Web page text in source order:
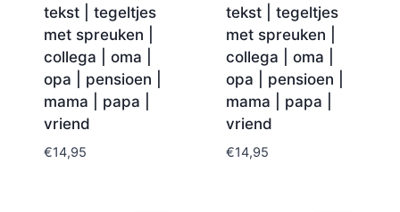
tekst | tegeltjes
met spreuken |
collega | oma |
opa | pensioen |
mama | papa |
vriend
€14,95
tekst | tegeltjes
met spreuken |
collega | oma |
opa | pensioen |
mama | papa |
vriend
€14,95